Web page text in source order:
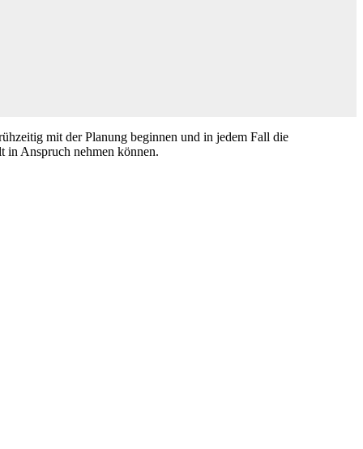
mit der Planung beginnen und in jedem Fall die
in Anspruch nehmen können.